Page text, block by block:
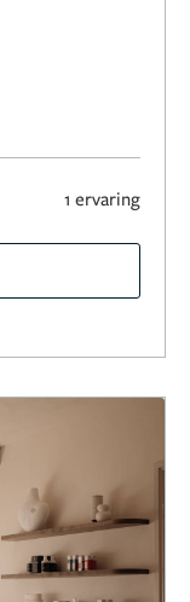
1 ervaring